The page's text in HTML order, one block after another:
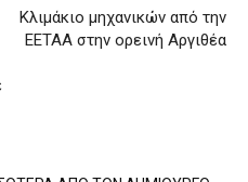
Κλιμάκιο μηχανικών από την
ΕΕΤΑΑ στην ορεινή Αργιθέα